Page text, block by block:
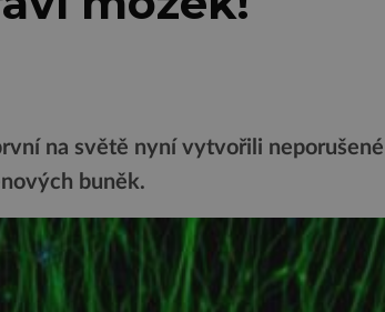
na světě nyní vytvořili neporušené
buněk.